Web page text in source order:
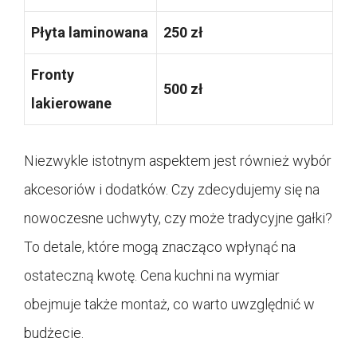
Płyta laminowana 250 zł
Fronty
lakierowane
500 zł
Niezwykle istotnym aspektem jest również wybór
akcesoriów i dodatków. Czy zdecydujemy się na
nowoczesne uchwyty, czy może tradycyjne gałki?
To detale, które mogą znacząco wpłynąć na
ostateczną kwotę. Cena kuchni na wymiar
obejmuje także montaż, co warto uwzględnić w
budżecie.